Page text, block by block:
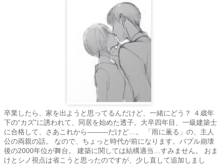
卒業したら、家を出ようと思ってるんだけど、一緒にどう？ ４歳年
下の“カズ”に誘われて、同居を始めた透子。大卒四年目、一級建築士
に合格して、さあこれから―――だけど…。 「雨に薫る」の、主人
公の両親の話。 なので、ちょっと時代が前になります。バブル崩壊
後の2000年位が舞台。 建築に関しては結構適当…すみません。 おま
けとシノ視点は省こうと思ったのですが、少し直して追加しまし